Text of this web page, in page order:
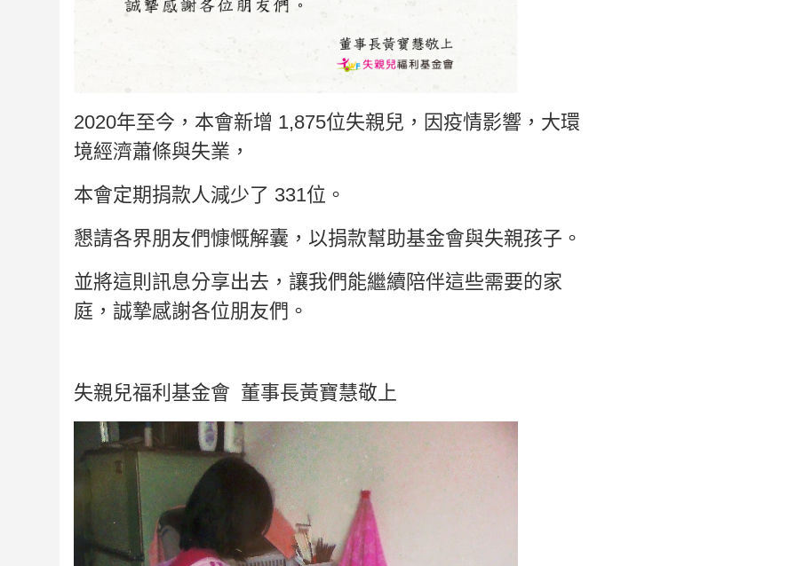
2020年至今，本會新增 1,875位失親兒，因疫情影響，大環
境經濟蕭條與失業，
本會定期捐款人減少了 331位。
懇請各界朋友們慷慨解囊，以捐款幫助基金會與失親孩子。
並將這則訊息分享出去，讓我們能繼續陪伴這些需要的家
庭，誠摯感謝各位朋友們。
失親兒福利基金會 董事長黃寶慧敬上